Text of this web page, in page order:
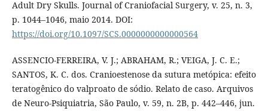
Adult Dry Skulls. Journal of Craniofacial Surgery, v. 25, n. 3,
p. 1044–1046, maio 2014. DOI:
https://doi.org/10.1097/SCS.0000000000000564
ASSENCIO-FERREIRA, V. J.; ABRAHAM, R.; VEIGA, J. C. E.;
SANTOS, K. C. dos. Cranioestenose da sutura metópica: efeito
teratogênico do valproato de sódio. Relato de caso. Arquivos
de Neuro-Psiquiatria, São Paulo, v. 59, n. 2B, p. 442–446, jun.